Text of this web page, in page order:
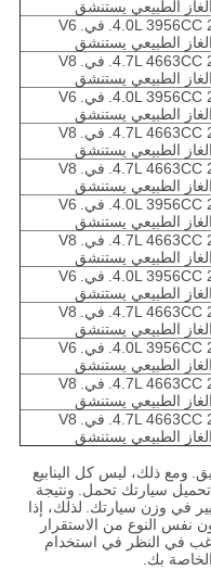
الطبيعي يستنشق
4.0L 3956CC في. V6
الطبيعي يستنشق
4.7L 4663CC في. V8
الطبيعي يستنشق
4.0L 3956CC في. V6
الطبيعي يستنشق
4.7L 4663CC في. V8
الطبيعي يستنشق
4.7L 4663CC في. V8
الطبيعي يستنشق
4.0L 3956CC في. V6
الطبيعي يستنشق
4.7L 4663CC في. V8
الطبيعي يستنشق
4.0L 3956CC في. V6
الطبيعي يستنشق
4.7L 4663CC في. V8
الطبيعي يستنشق
4.0L 3956CC في. V6
الطبيعي يستنشق
4.7L 4663CC في. V8
الطبيعي يستنشق
4.7L 4663CC في. V8
الطبيعي يستنشق
ومع ذلك، ليس كل الينابيع
تحميل سيارتك تحمل. ونتيجة
في وزن سيارتك. لذلك، إذا
نفس النوع من الاستقرار
في النظر في استخدام
الخاصة بك.